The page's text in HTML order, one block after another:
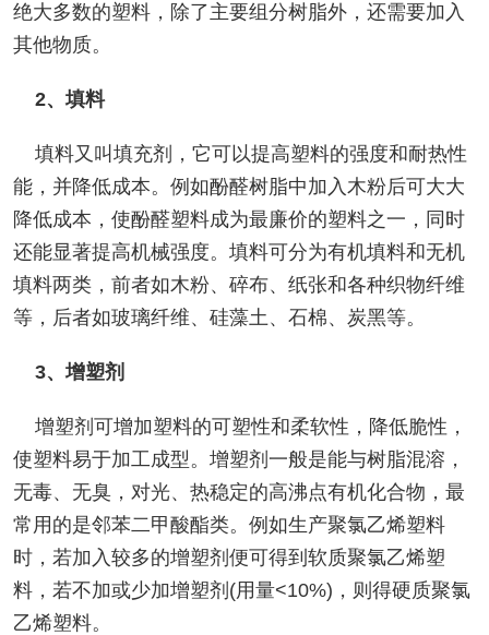
绝大多数的塑料，除了主要组分树脂外，还需要加入
其他物质。
2、填料
填料又叫填充剂，它可以提高塑料的强度和耐热性
能，并降低成本。例如酚醛树脂中加入木粉后可大大
降低成本，使酚醛塑料成为最廉价的塑料之一，同时
还能显著提高机械强度。填料可分为有机填料和无机
填料两类，前者如木粉、碎布、纸张和各种织物纤维
等，后者如玻璃纤维、硅藻土、石棉、炭黑等。
3、增塑剂
增塑剂可增加塑料的可塑性和柔软性，降低脆性，
使塑料易于加工成型。增塑剂一般是能与树脂混溶，
无毒、无臭，对光、热稳定的高沸点有机化合物，最
常用的是邻苯二甲酸酯类。例如生产聚氯乙烯塑料
时，若加入较多的增塑剂便可得到软质聚氯乙烯塑
料，若不加或少加增塑剂(用量<10%)，则得硬质聚氯
乙烯塑料。